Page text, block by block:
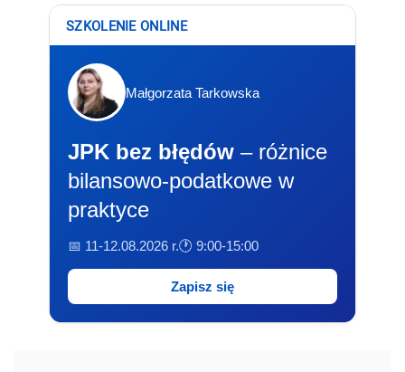
SZKOLENIE ONLINE
Małgorzata Tarkowska
JPK bez błędów – różnice
bilansowo-podatkowe w
praktyce
📅 11-12.08.2026 r.🕐 9:00-15:00
Zapisz się